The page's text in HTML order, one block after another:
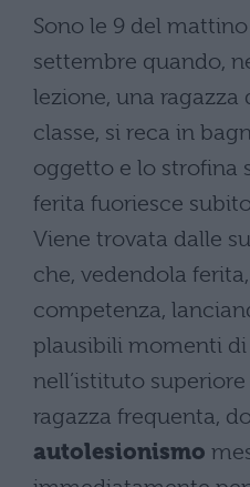
Sono le 9 del
settembre quando,
lezione, una ragazza
classe, si reca in
oggetto e lo strofina
ferita fuoriesce
Viene trovata dalle
che, vedendola
competenza,
plausibili momenti di
nell’istituto
ragazza frequenta,
autolesionismo